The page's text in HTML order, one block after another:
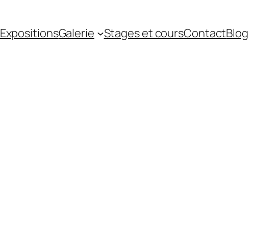
ExpositionsGalerie Stages et coursContactBlog